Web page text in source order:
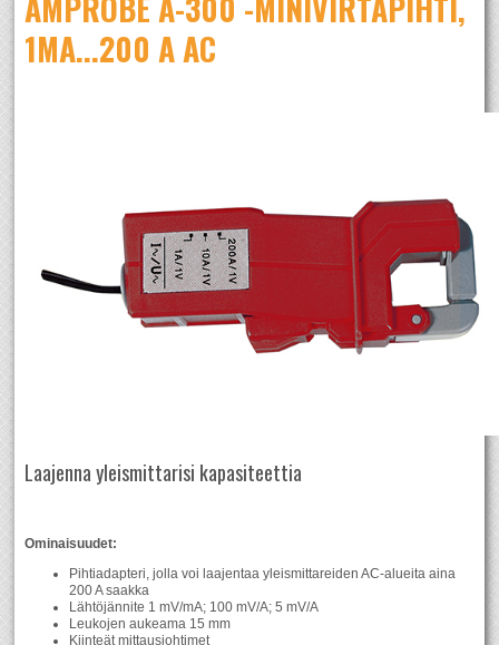
1MA...200 A AC
Laajenna yleismittarisi kapasiteettia
Ominaisuudet:
Pihtiadapteri, jolla voi laajentaa yleismittareiden AC-alueita aina
200 A saakka
Lähtöjännite 1 mV/mA; 100 mV/A; 5 mV/A
Leukojen aukeama 15 mm
Kiinteät mittausjohtimet